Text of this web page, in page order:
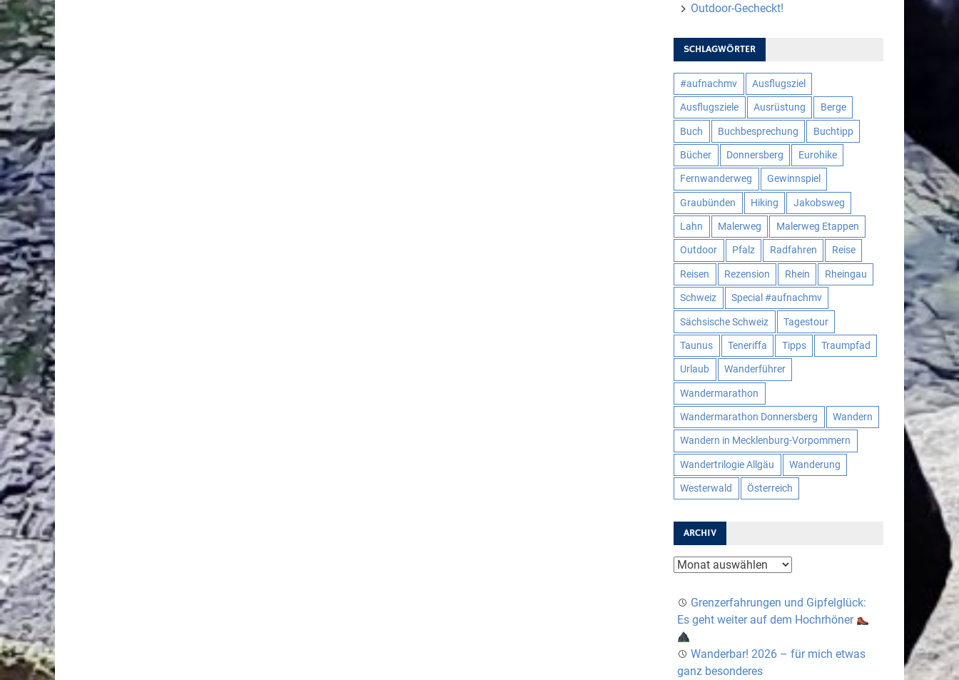
Outdoor-Gecheckt!
SCHLAGWÖRTER
#aufnachmv Ausflugsziel
Ausflugsziele Ausrüstung Berge
Buch Buchbesprechung Buchtipp
Bücher Donnersberg Eurohike
Fernwanderweg Gewinnspiel
Graubünden Hiking Jakobsweg
Lahn Malerweg Malerweg Etappen
Outdoor Pfalz Radfahren Reise
Reisen Rezension Rhein Rheingau
Schweiz Special #aufnachmv
Sächsische Schweiz Tagestour
Taunus Teneriffa Tipps Traumpfad
Urlaub Wanderführer
Wandermarathon
Wandermarathon Donnersberg Wandern
Wandern in Mecklenburg-Vorpommern
Wandertrilogie Allgäu Wanderung
Westerwald Österreich
ARCHIV
Archiv
Grenzerfahrungen und Gipfelglück:
Es geht weiter auf dem Hochrhöner
Wanderbar! 2026 – für mich etwas
ganz besonderes